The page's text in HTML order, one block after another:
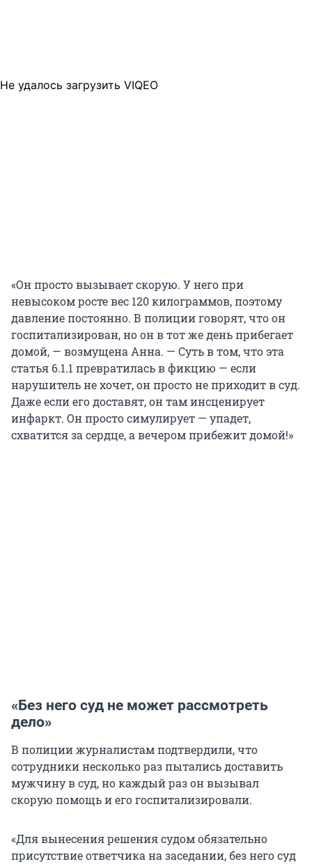
Не удалось загрузить VIQEO
«Он просто вызывает скорую. У него при
невысоком росте вес 120 килограммов, поэтому
давление постоянно. В полиции говорят, что он
госпитализирован, но он в тот же день прибегает
домой, — возмущена Анна. — Суть в том, что эта
статья 6.1.1 превратилась в фикцию — если
нарушитель не хочет, он просто не приходит в суд.
Даже если его доставят, он там инсценирует
инфаркт. Он просто симулирует — упадет,
схватится за сердце, а вечером прибежит домой!»
«Без него суд не может рассмотреть
дело»
В полиции журналистам подтвердили, что
сотрудники несколько раз пытались доставить
мужчину в суд, но каждый раз он вызывал
скорую помощь и его госпитализировали.
«Для вынесения решения судом обязательно
присутствие ответчика на заседании, без него суд